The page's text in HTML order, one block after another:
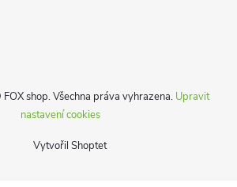
Vytvořil Shoptet
FOX shop. Všechna práva vyhrazena. Upravit
nastavení cookies